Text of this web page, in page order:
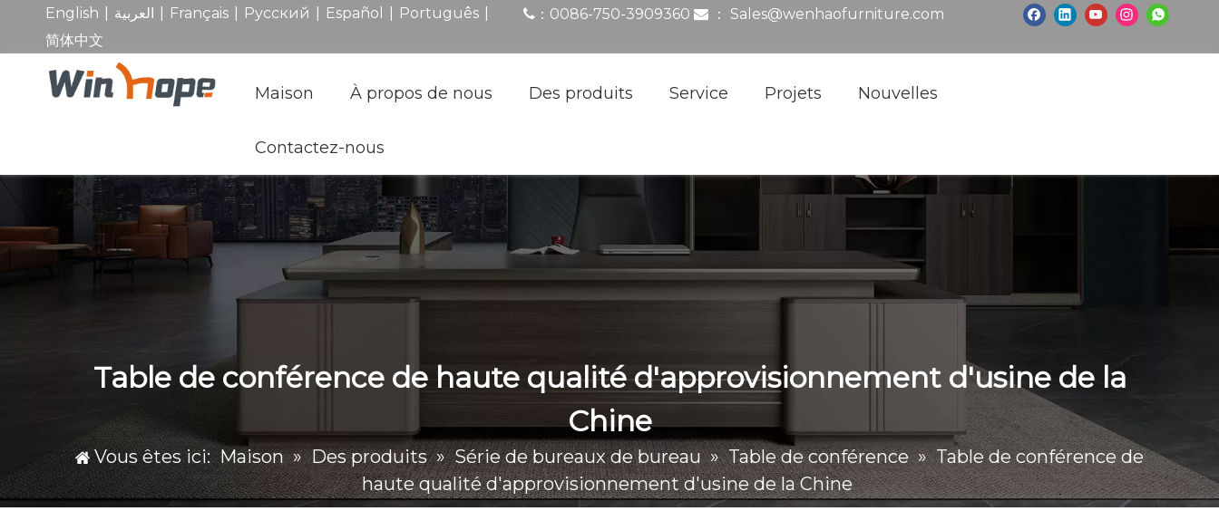
English العربية Français Pусский Español Português
简体中文
： 0086-750-3909360 ： Sales@wenhaofurniture.com
Maison À propos de nous Des produits Service Projets Nouvelles
Contactez-nous
Table de conférence de haute qualité d'approvisionnement d'usine de la
Chine
Vous êtes ici: Maison » Des produits » Série de bureaux de bureau » Table de conférence » Table de conférence de
haute qualité d'approvisionnement d'usine de la Chine